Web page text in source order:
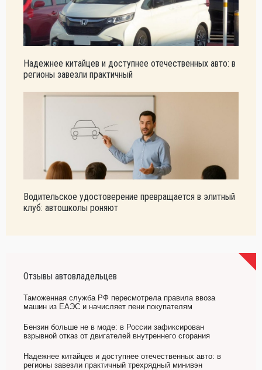
Надежнее китайцев и доступнее отечественных авто: в
регионы завезли практичный
Водительское удостоверение превращается в элитный
клуб: автошколы роняют
Отзывы автовладельцев
Таможенная служба РФ пересмотрела правила ввоза
машин из ЕАЭС и начисляет пени покупателям
Бензин больше не в моде: в России зафиксирован
взрывной отказ от двигателей внутреннего сгорания
Надежнее китайцев и доступнее отечественных авто: в
регионы завезли практичный трехрядный минивэн